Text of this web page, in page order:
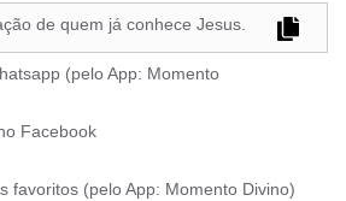
de quem já conhece Jesus.
(pelo App: Momento
Facebook
favoritos (pelo App: Momento Divino)